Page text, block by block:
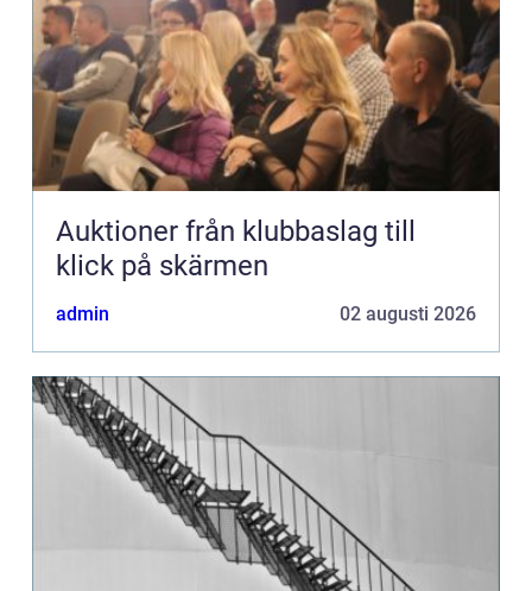
Auktioner från klubbaslag till
klick på skärmen
admin 02 augusti 2026